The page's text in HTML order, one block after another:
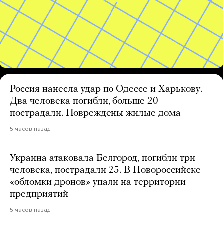
Россия нанесла удар по Одессе и Харькову.
Два человека погибли, больше 20
пострадали. Повреждены жилые дома
5 часов назад
Украина атаковала Белгород, погибли три
человека, пострадали 25. В Новороссийске
«обломки дронов» упали на территории
предприятий
5 часов назад